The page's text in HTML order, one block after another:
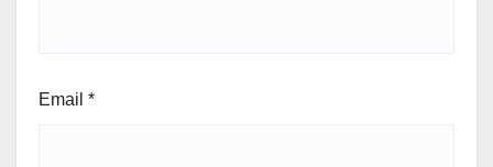
Email *